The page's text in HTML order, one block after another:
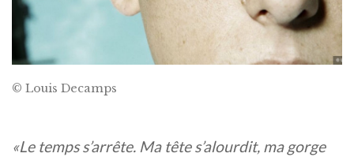
© Louis Decamps
«Le temps s’arrête. Ma tête s’alourdit, ma gorge